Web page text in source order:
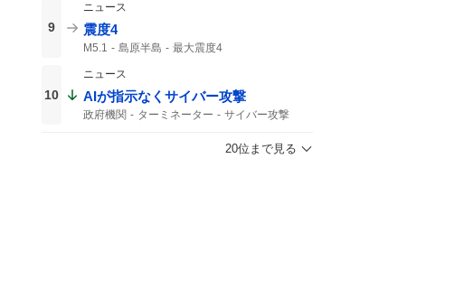
9
ニュース
震度4
M5.1 島原半島
最大震度4
地震情報
津波の心配はありません
震源の深さ
緊急地震速報
地震速報
深さ10km
鹿児島県
地震の規模
10
ニュース
AIが指示なくサイバー攻撃
政府機関 ターミネーター サイバー攻撃
20位まで見る